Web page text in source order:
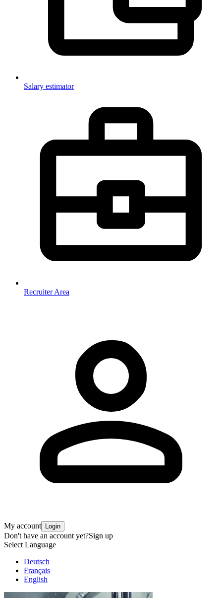
Salary estimator
Recruiter Area
My account Login
Don't have an account yet?Sign up
Select Language
Deutsch
Français
English